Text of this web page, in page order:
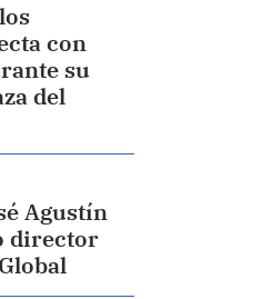
con
su
del
Agustín
director